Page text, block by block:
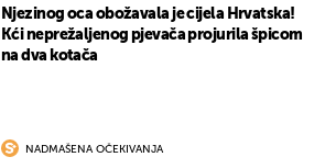
Njezinog oca obožavala je cijela Hrvatska!
Kći neprežaljenog pjevača projurila špicom
na dva kotača
NADMAŠENA OČEKIVANJA